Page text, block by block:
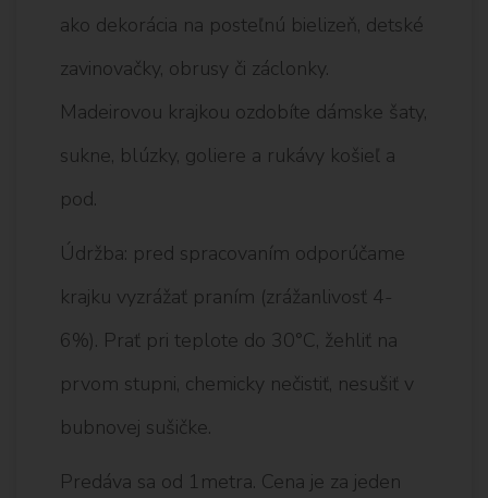
ako dekorácia na posteľnú bielizeň, detské
zavinovačky, obrusy či záclonky.
Madeirovou krajkou ozdobíte dámske šaty,
sukne, blúzky, goliere a rukávy košieľ a
pod.
Údržba: pred spracovaním odporúčame
krajku vyzrážať praním (zrážanlivosť 4-
6%). Prať pri teplote do 30°C, žehliť na
prvom stupni, chemicky nečistiť, nesušiť v
bubnovej sušičke.
Predáva sa od 1metra. Cena je za jeden